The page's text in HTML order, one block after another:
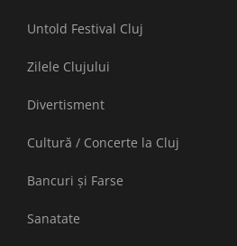
Untold Festival Cluj
Zilele Clujului
Divertisment
Cultură / Concerte la Cluj
Bancuri și Farse
Sanatate